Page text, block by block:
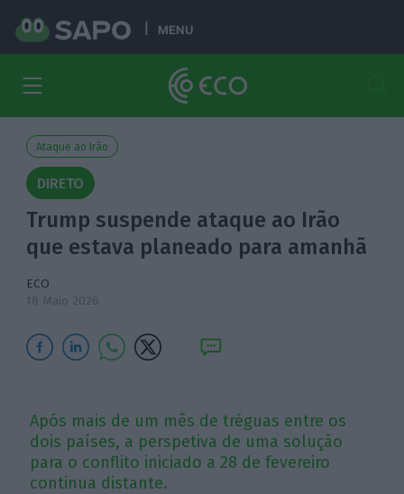
MENU
Ataque ao Irão
DIRETO
Trump suspende ataque ao Irão
que estava planeado para amanhã
ECO
18 Maio 2026
Após mais de um mês de tréguas entre os
dois países, a perspetiva de uma solução
para o conflito iniciado a 28 de fevereiro
continua distante.